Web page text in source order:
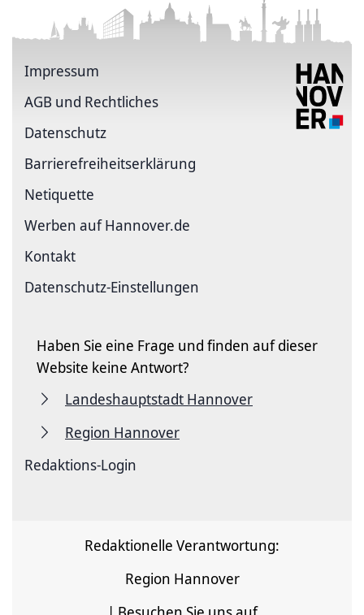
Impressum
AGB und Rechtliches
Datenschutz
Barriere­freiheits­erklärung
Netiquette
Werben auf Hannover.de
Kontakt
Datenschutz-Einstellungen
Haben Sie eine Frage und finden auf dieser
Website keine Antwort?
Landeshauptstadt Hannover
Region Hannover
Redaktions-Login
Redaktionelle Verantwortung:
Region Hannover